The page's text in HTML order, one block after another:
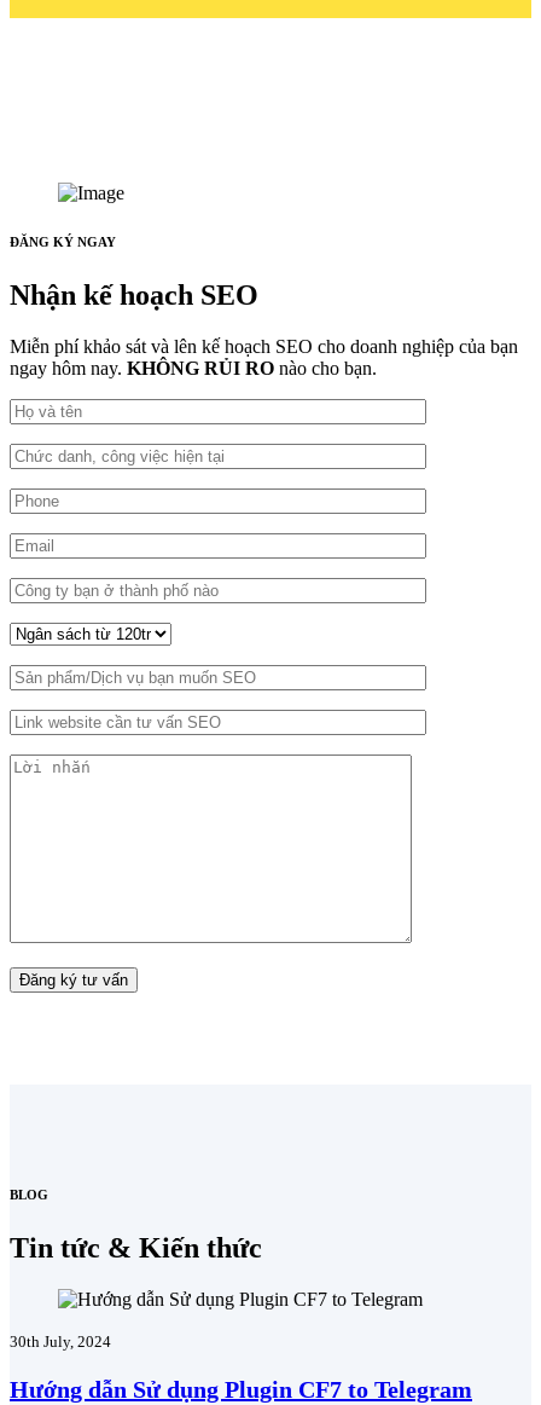
ĐĂNG KÝ NGAY
Nhận kế hoạch SEO
Miễn phí khảo sát và lên kế hoạch SEO cho doanh nghiệp của bạn
ngay hôm nay. KHÔNG RỦI RO nào cho bạn.
BLOG
Tin tức & Kiến thức
30th July, 2024
Hướng dẫn Sử dụng Plugin CF7 to Telegram